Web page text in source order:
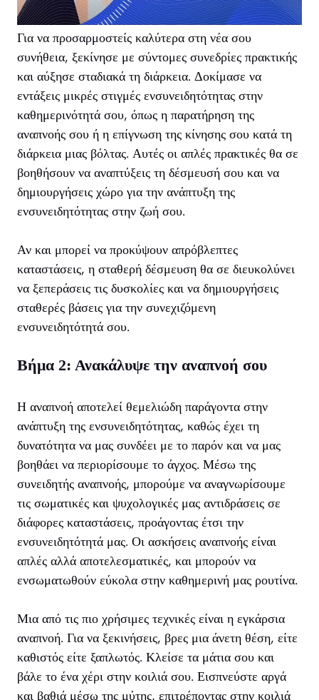
Για να προσαρμοστείς καλύτερα στη νέα σου
συνήθεια, ξεκίνησε με σύντομες συνεδρίες πρακτικής
και αύξησε σταδιακά τη διάρκεια. Δοκίμασε να
εντάξεις μικρές στιγμές ενσυνειδητότητας στην
καθημερινότητά σου, όπως η παρατήρηση της
αναπνοής σου ή η επίγνωση της κίνησης σου κατά τη
διάρκεια μιας βόλτας. Αυτές οι απλές πρακτικές θα σε
βοηθήσουν να αναπτύξεις τη δέσμευσή σου και να
δημιουργήσεις χώρο για την ανάπτυξη της
ενσυνειδητότητας στην ζωή σου.
Αν και μπορεί να προκύψουν απρόβλεπτες
καταστάσεις, η σταθερή δέσμευση θα σε διευκολύνει
να ξεπεράσεις τις δυσκολίες και να δημιουργήσεις
σταθερές βάσεις για την συνεχιζόμενη
ενσυνειδητότητά σου.
Βήμα 2: Ανακάλυψε την αναπνοή σου
Η αναπνοή αποτελεί θεμελιώδη παράγοντα στην
ανάπτυξη της ενσυνειδητότητας, καθώς έχει τη
δυνατότητα να μας συνδέει με το παρόν και να μας
βοηθάει να περιορίσουμε το άγχος. Μέσω της
συνειδητής αναπνοής, μπορούμε να αναγνωρίσουμε
τις σωματικές και ψυχολογικές μας αντιδράσεις σε
διάφορες καταστάσεις, προάγοντας έτσι την
ενσυνειδητότητά μας. Οι ασκήσεις αναπνοής είναι
απλές αλλά αποτελεσματικές, και μπορούν να
ενσωματωθούν εύκολα στην καθημερινή μας ρουτίνα.
Μια από τις πιο χρήσιμες τεχνικές είναι η εγκάρσια
αναπνοή. Για να ξεκινήσεις, βρες μια άνετη θέση, είτε
καθιστός είτε ξαπλωτός. Κλείσε τα μάτια σου και
βάλε το ένα χέρι στην κοιλιά σου. Εισπνεύστε αργά
και βαθιά μέσω της μύτης, επιτρέποντας στην κοιλιά